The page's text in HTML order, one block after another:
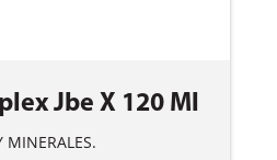
Jbe X 120 Ml
MINERALES.